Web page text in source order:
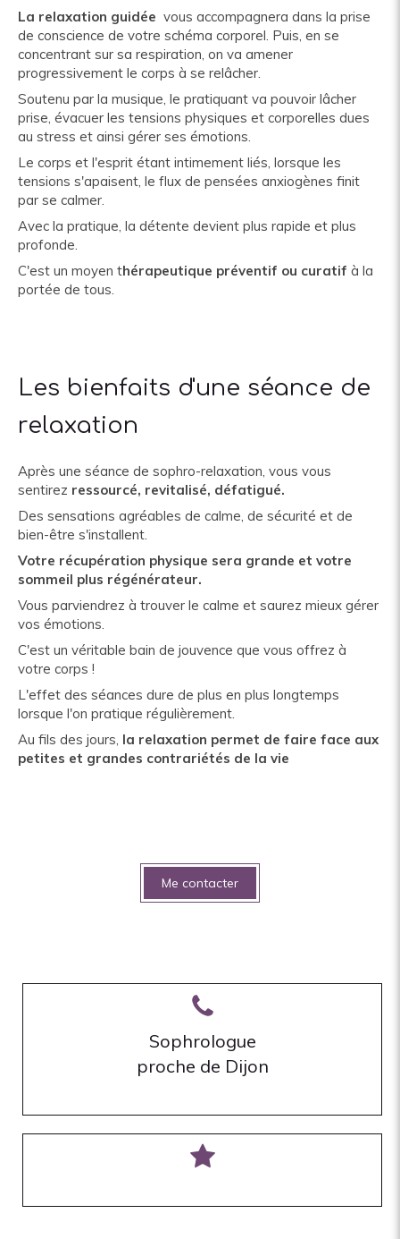
La relaxation guidée vous accompagnera dans la prise
de conscience de votre schéma corporel. Puis, en se
concentrant sur sa respiration, on va amener
progressivement le corps à se relâcher.
Soutenu par la musique, le pratiquant va pouvoir lâcher
prise, évacuer les tensions physiques et corporelles dues
au stress et ainsi gérer ses émotions.
Le corps et l'esprit étant intimement liés, lorsque les
tensions s'apaisent, le flux de pensées anxiogènes finit
par se calmer.
Avec la pratique, la détente devient plus rapide et plus
profonde.
C'est un moyen thérapeutique préventif ou curatif à la
portée de tous.
Les bienfaits d'une séance de
relaxation
Après une séance de sophro-relaxation, vous vous
sentirez ressourcé, revitalisé, défatigué.
Des sensations agréables de calme, de sécurité et de
bien-être s'installent.
Votre récupération physique sera grande et votre
sommeil plus régénérateur.
Vous parviendrez à trouver le calme et saurez mieux gérer
vos émotions.
C'est un véritable bain de jouvence que vous offrez à
votre corps !
L'effet des séances dure de plus en plus longtemps
lorsque l'on pratique régulièrement.
Au fils des jours, la relaxation permet de faire face aux
petites et grandes contrariétés de la vie
Me contacter
Sophrologue
proche de Dijon